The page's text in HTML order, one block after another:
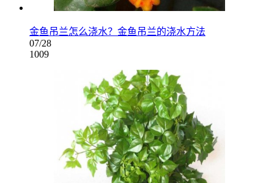
金鱼吊兰怎么浇水？金鱼吊兰的浇水方法
07/28
1009